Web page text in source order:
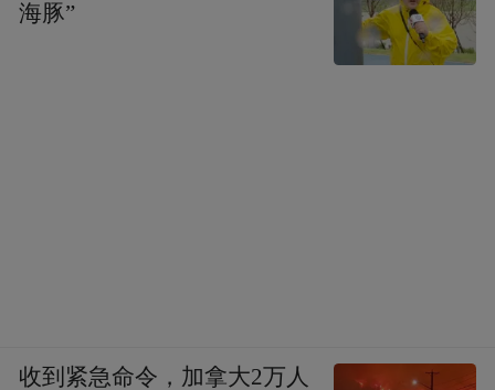
海豚”
收到紧急命令，加拿大2万人